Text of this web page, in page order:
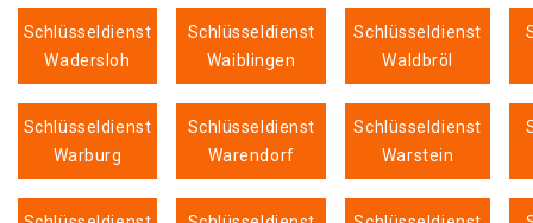
Schlüsseldienst
Wadersloh
Schlüsseldienst
Waiblingen
Schlüsseldienst
Waldbröl
Schlüsseldienst
Warburg
Schlüsseldienst
Warendorf
Schlüsseldienst
Warstein